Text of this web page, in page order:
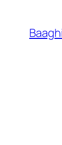
content